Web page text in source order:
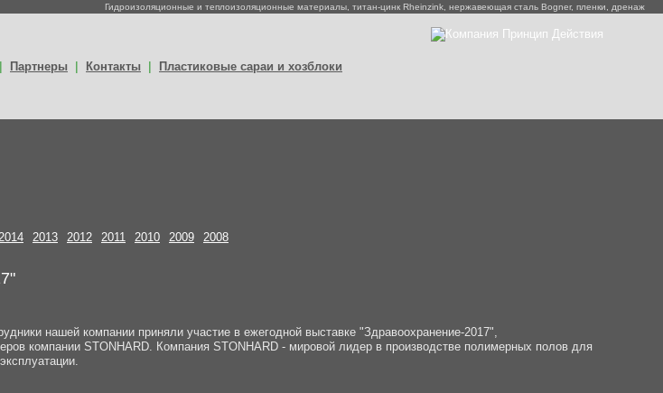
Гидроизоляционные и теплоизоляционные материалы, титан-цинк Rheinzink, нержавеющая сталь Bogner, пленки, дренаж
| Партнеры | Контакты | Пластиковые сараи и хозблоки
2013 2012 2011 2010 2009 2008
нашей компании приняли участие в ежегодной выставке "Здравоохранение-2017",
компании STONHARD. Компания STONHARD - мировой лидер в производстве полимерных полов для